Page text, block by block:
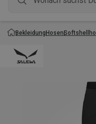
BekleidungHosen